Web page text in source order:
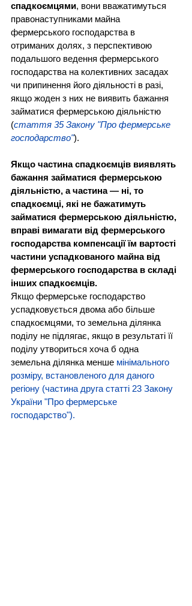
спадкоємцями, вони вважатимуться
правонаступниками майна
фермерського господарства в
отриманих долях, з перспективою
подальшого ведення фермерського
господарства на колективних засадах
чи припинення його діяльності в разі,
якщо жоден з них не виявить бажання
займатися фермерською діяльністю
(стаття 35 Закону "Про фермерське
господарство").
Якщо частина спадкоємців виявлять
бажання займатися фермерською
діяльністю, а частина — ні, то
спадкоємці, які не бажатимуть
займатися фермерською діяльністю,
вправі вимагати від фермерського
господарства компенсації їм вартості
частини успадкованого майна від
фермерського господарства в складі
інших спадкоємців.
Якщо фермерське господарство
успадковується двома або більше
спадкоємцями, то земельна ділянка
поділу не підлягає, якщо в результаті її
поділу утвориться хоча б одна
земельна ділянка менше мінімального
розміру, встановленого для даного
регіону (частина друга статті 23 Закону
України "Про фермерське
господарство").